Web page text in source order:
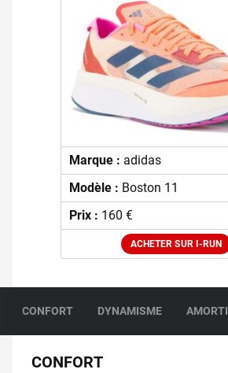
Marque : adidas
Modèle : Boston 11
Prix : 160 €
ACHETER SUR I-RUN
CONFORT DYNAMISME AMORTI
CONFORT